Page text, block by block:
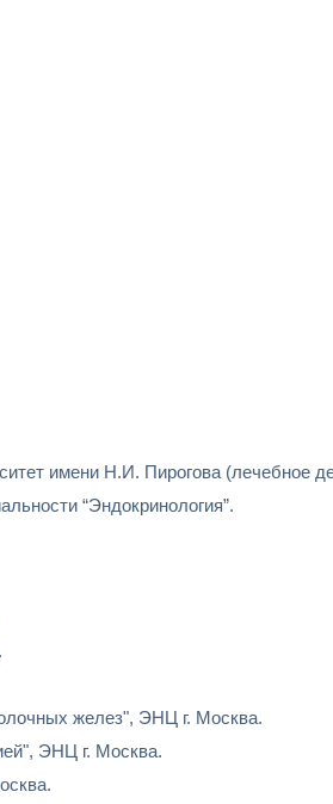
имени Н.И. Пирогова (лечебное
“Эндокринология”.
желез", ЭНЦ г. Москва.
ЭНЦ г. Москва.